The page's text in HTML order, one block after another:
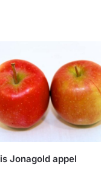
Jonagold appel